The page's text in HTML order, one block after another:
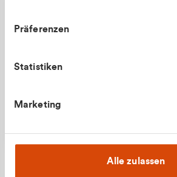
Präferenzen
Statistiken
Marketing
Alle zulassen